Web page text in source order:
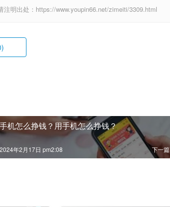
明出处：https://www.youpin66.net/zimeiti/3309.html
手机怎么挣钱？用手机怎么挣钱？
下一篇
2024年2月17日 pm2:08